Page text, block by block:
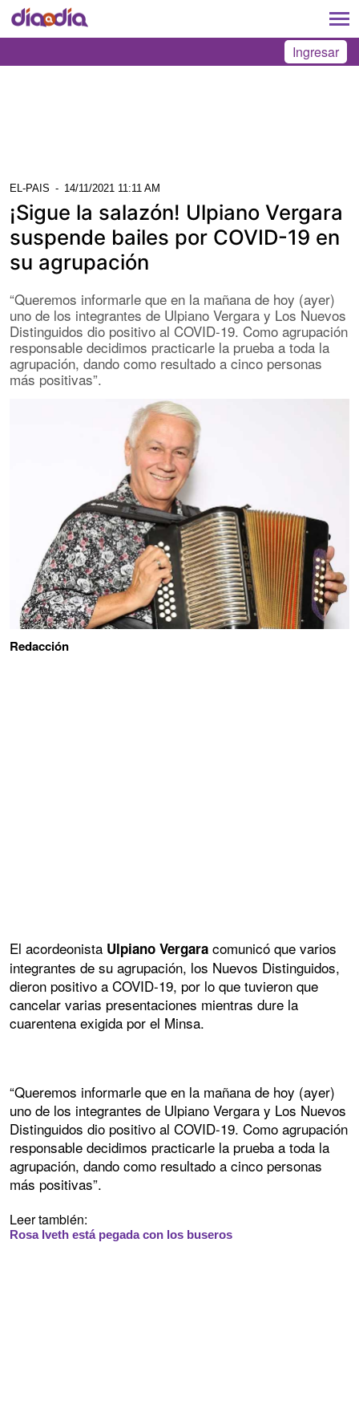
Ingresar
EL-PAIS - 14/11/2021 11:11 AM
¡Sigue la salazón! Ulpiano Vergara
suspende bailes por COVID-19 en
su agrupación
“Queremos informarle que en la mañana de hoy (ayer)
uno de los integrantes de Ulpiano Vergara y Los Nuevos
Distinguidos dio positivo al COVID-19. Como agrupación
responsable decidimos practicarle la prueba a toda la
agrupación, dando como resultado a cinco personas
más positivas”.
Redacción
El acordeonista Ulpiano Vergara comunicó que varios
integrantes de su agrupación, los Nuevos Distinguidos,
dieron positivo a COVID-19, por lo que tuvieron que
cancelar varias presentaciones mientras dure la
cuarentena exigida por el Minsa.
“Queremos informarle que en la mañana de hoy (ayer)
uno de los integrantes de Ulpiano Vergara y Los Nuevos
Distinguidos dio positivo al COVID-19. Como agrupación
responsable decidimos practicarle la prueba a toda la
agrupación, dando como resultado a cinco personas
más positivas”.
Leer también:
Rosa Iveth está pegada con los buseros